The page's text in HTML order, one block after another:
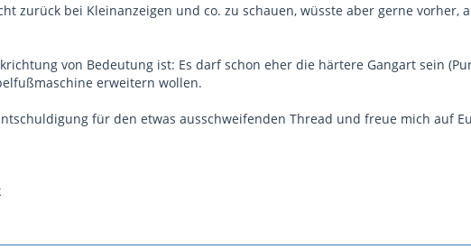
zurück bei Kleinanzeigen und co. zu schauen, wüsste aber gerne
von Bedeutung ist: Es darf schon eher die härtere Gangart sein
erweitern wollen.
für den etwas ausschweifenden Thread und freue mich auf